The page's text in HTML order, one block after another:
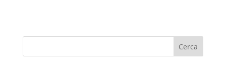
Cerca